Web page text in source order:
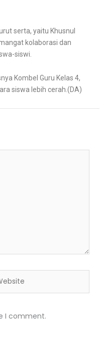
serta, yaitu Khusnul
kolaborasi dan
siswi.
Kombel Guru Kelas 4,
siswa lebih cerah.(DA)
I comment.